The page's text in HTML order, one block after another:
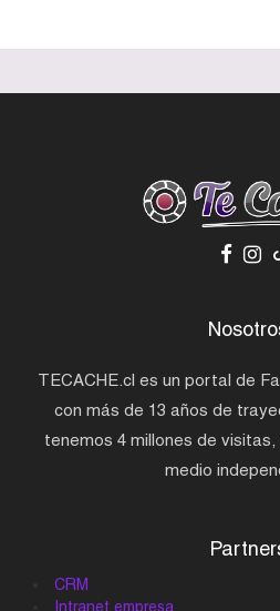
TECACHE.cl es un portal de
con más de 13 años de
tenemos 4 millones de visitas,
medio
CRM
Intranet empresa